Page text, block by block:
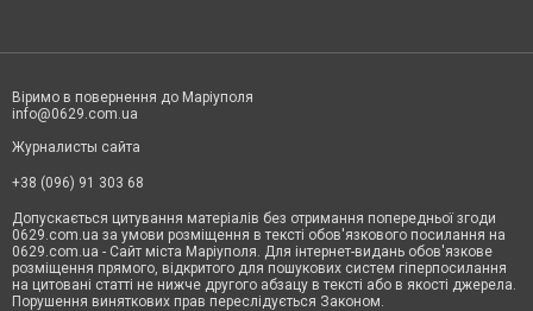
Віримо в повернення до Маріуполя
info@0629.com.ua
Журналисты сайта
+38 (096) 91 303 68
Допускається цитування матеріалів без отримання попередньої згоди
0629.com.ua за умови розміщення в тексті обов'язкового посилання на
0629.com.ua - Сайт міста Маріуполя. Для інтернет-видань обов'язкове
розміщення прямого, відкритого для пошукових систем гіперпосилання
на цитовані статті не нижче другого абзацу в тексті або в якості джерела.
Порушення виняткових прав переслідується Законом.